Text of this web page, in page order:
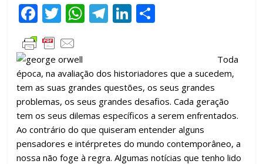
F
ac
e
b
o
o
k
T
w
itt
er
W
s
A
p
p
T
gr
a
m
Li
e
dI
n
p
ar
til
h
ar
Toda
época, na avaliação dos historiadores que a sucedem,
tem as suas grandes questões, os seus grandes
problemas, os seus grandes desafios. Cada geração
tem os seus dilemas específicos a serem enfrentados.
Ao contrário do que quiseram entender alguns
pensadores e intérpretes do mundo contemporâneo, a
nossa não foge à regra. Algumas notícias que tenho lido